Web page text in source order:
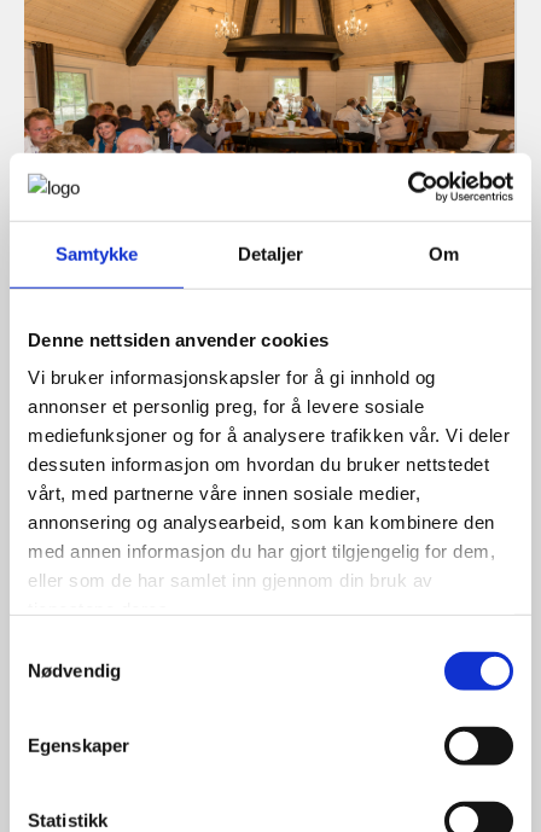
Samtykke Detaljer Om
Denne nettsiden anvender cookies
Vi bruker informasjonskapsler for å gi innhold og
annonser et personlig preg, for å levere sosiale
mediefunksjoner og for å analysere trafikken vår. Vi deler
dessuten informasjon om hvordan du bruker nettstedet
vårt, med partnerne våre innen sosiale medier,
annonsering og analysearbeid, som kan kombinere den
med annen informasjon du har gjort tilgjengelig for dem,
eller som de har samlet inn gjennom din bruk av
Nødvendig
Egenskaper
Statistikk